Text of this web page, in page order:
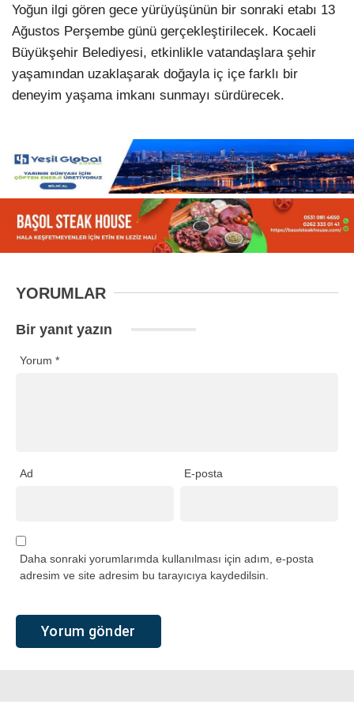
Yoğun ilgi gören gece yürüyüşünün bir sonraki etabı 13
Ağustos Perşembe günü gerçekleştirilecek. Kocaeli
Büyükşehir Belediyesi, etkinlikle vatandaşlara şehir
yaşamından uzaklaşarak doğayla iç içe farklı bir
deneyim yaşama imkanı sunmayı sürdürecek.
YORUMLAR
Bir yanıt yazın
Yorum *
Ad E-posta
Daha sonraki yorumlarımda kullanılması için adım, e-posta
adresim ve site adresim bu tarayıcıya kaydedilsin.